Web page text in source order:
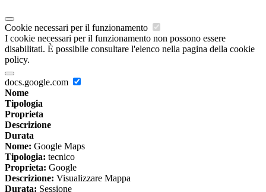
Cookie necessari per il funzionamento
I cookie necessari per il funzionamento non possono essere
disabilitati. È possibile consultare l'elenco nella pagina della cookie
policy.
docs.google.com
Nome
Tipologia
Proprieta
Descrizione
Durata
Nome: Google Maps
Tipologia: tecnico
Proprieta: Google
Descrizione: Visualizzare Mappa
Durata: Sessione